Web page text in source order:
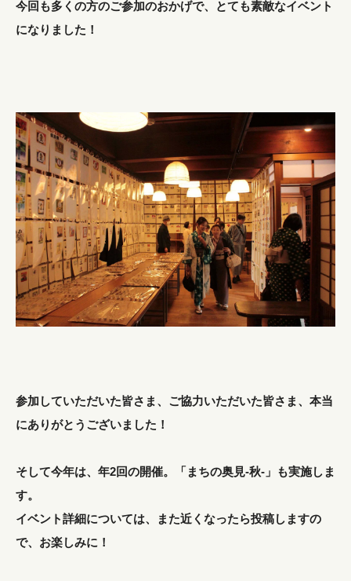
今回も多くの方のご参加のおかげで、とても素敵なイベント
になりました！
参加していただいた皆さま、ご協力いただいた皆さま、本当
にありがとうございました！
そして今年は、年2回の開催。「まちの奥見-秋-」も実施しま
す。
イベント詳細については、また近くなったら投稿しますの
で、お楽しみに！